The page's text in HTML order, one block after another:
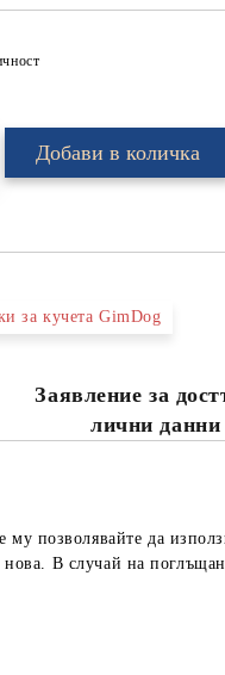
за кучета GimDog
Заявление за
лични данни
позволявайте да
В случай на